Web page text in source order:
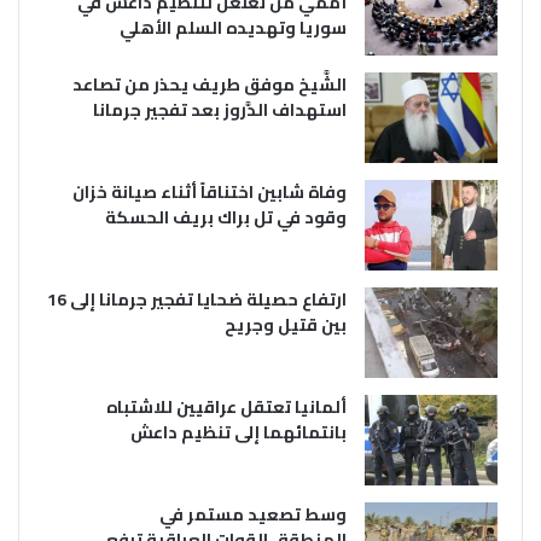
سوريا وتهديده السلم الأهلي
الشَّيخ موفق طريف يحذر من تصاعد
استهداف الدَّروز بعد تفجير جرمانا
وفاة شابين اختناقاً أثناء صيانة خزان
وقود في تل براك بريف الحسكة
ارتفاع حصيلة ضحايا تفجير جرمانا إلى 16
بين قتيل وجريح
ألمانيا تعتقل عراقيين للاشتباه
بانتمائهما إلى تنظيم داعش
وسط تصعيد مستمر في